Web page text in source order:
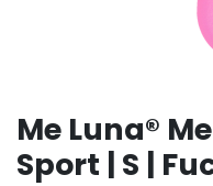
Me Luna®
Sport | S |